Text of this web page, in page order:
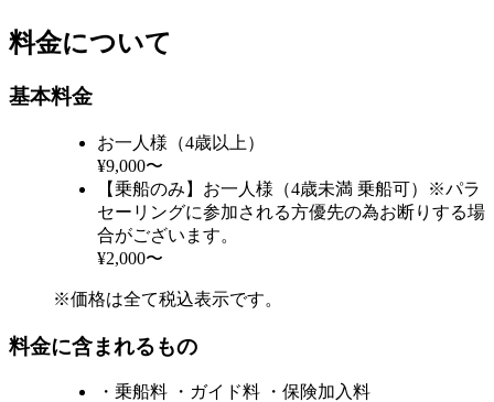
料金について
基本料金
お一人様（4歳以上）
¥9,000〜
【乗船のみ】お一人様（4歳未満 乗船可）※パラ
セーリングに参加される方優先の為お断りする場
合がございます。
¥2,000〜
※価格は全て税込表示です。
料金に含まれるもの
・乗船料 ・ガイド料 ・保険加入料